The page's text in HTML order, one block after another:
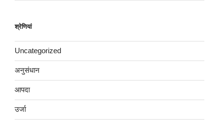
श्रेणियां
Uncategorized
अनुसंधान
आपदा
उर्जा